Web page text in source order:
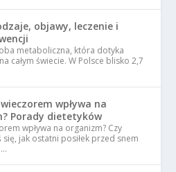
objawy, leczenie i
metaboliczna, która dotyka
całym świecie. W Polsce blisko 2,7
wpływa na
Porady dietetyków
wpływa na organizm? Czy
się, jak ostatni posiłek przed snem